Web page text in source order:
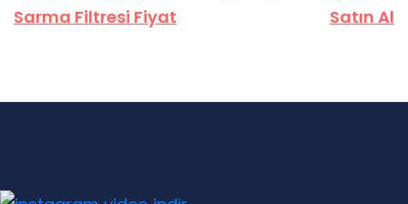
Sarma Filtresi Fiyat
Satın Al